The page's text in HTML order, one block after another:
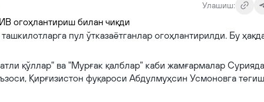
Улашиш:
пул ўтказаётганлар огоҳлантирилди. Бу
қўллар" ва "Мурғак қалблар" каби жамғармалар
Қирғизистон фуқароси Абдулмуҳсин Усмоновга